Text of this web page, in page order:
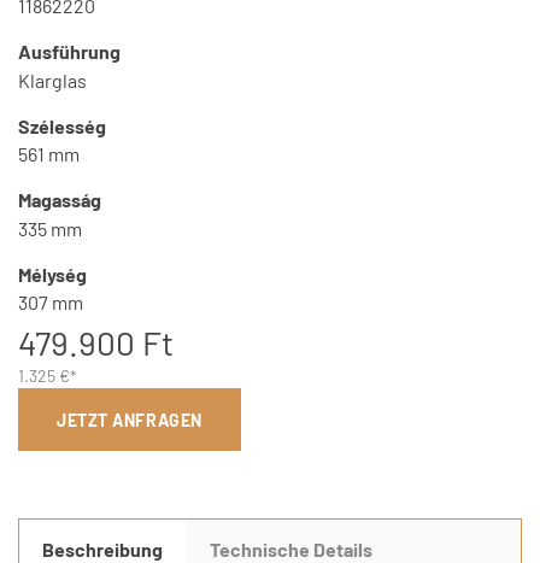
11862220
Ausführung
Klarglas
Szélesség
561 mm
Magasság
335 mm
Mélység
307 mm
479.900 Ft
1.325 €*
JETZT ANFRAGEN
Beschreibung Technische Details